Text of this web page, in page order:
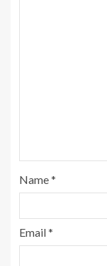
Name*
Email*